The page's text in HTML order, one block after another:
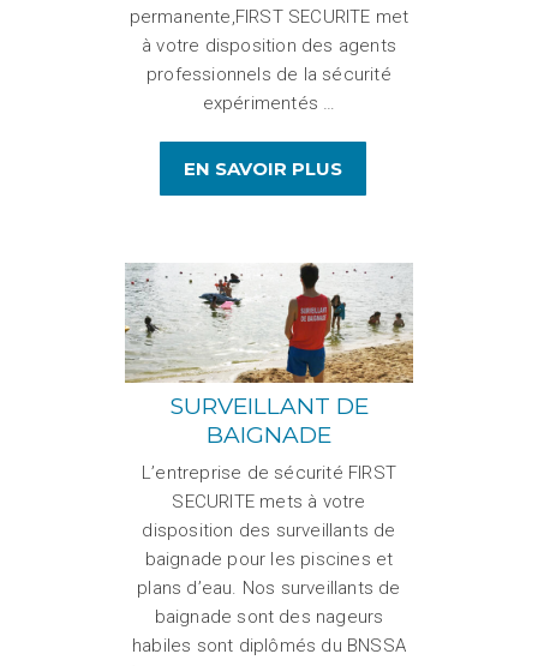
permanente,FIRST SECURITE met
à votre disposition des agents
professionnels de la sécurité
expérimentés …
EN SAVOIR PLUS
SURVEILLANT DE
BAIGNADE
L’entreprise de sécurité FIRST
SECURITE mets à votre
disposition des surveillants de
baignade pour les piscines et
plans d’eau. Nos surveillants de
baignade sont des nageurs
habiles sont diplômés du BNSSA